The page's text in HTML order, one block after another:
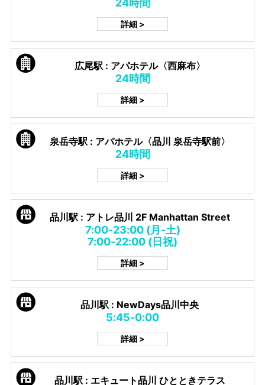
24時間
詳細 >
広尾駅 : アパホテル〈西麻布〉
24時間
詳細 >
泉岳寺駅 : アパホテル〈品川 泉岳寺駅前〉
24時間
詳細 >
品川駅 : アトレ品川 2F Manhattan Street
7:00-23:00 (月-土)
7:00-22:00 (日祝)
詳細 >
品川駅 : NewDays品川中央
5:45-0:00
詳細 >
品川駅 : エキュート品川 ひとときテラス